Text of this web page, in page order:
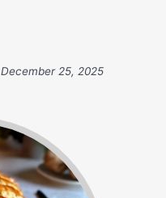
December 25, 2025